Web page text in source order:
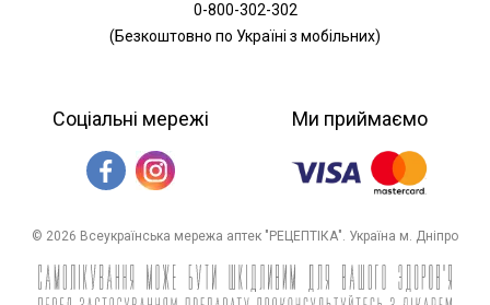
0-800-302-302
(Безкоштовно по Україні з мобільних)
Соціальні мережі Ми приймаємо
© 2026 Всеукраїнська мережа аптек "РЕЦЕПТІКА". Україна м. Дніпро